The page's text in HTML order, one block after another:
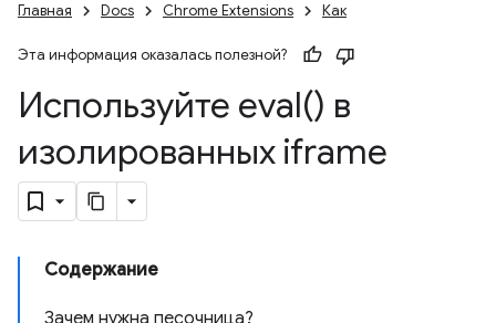
Главная Docs Chrome Extensions Как
Эта информация оказалась полезной?
Используйте eval() в
изолированных iframe
Содержание
Зачем нужна песочница?